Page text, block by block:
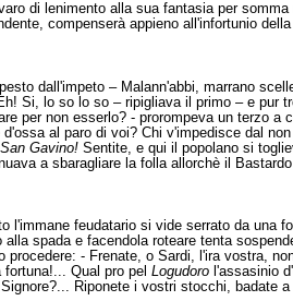
di lenimento alla sua fantasia per
compenserà appieno all'infortunio
dall'impeto – Malann'abbi, marrano
Si, lo so lo so – ripigliava il primo – e
per non esserlo? - prorompeva un terzo
al paro di voi? Chi v'impedisce dal
Gavino! Sentite, e qui il popolano si
a sbaragliare la folla allorchè il
feudatario si vide serrato da una
spada e facendola roteare tenta
- Frenate, o Sardi, l'ira vostra,
Qual pro pel Logudoro l'assasinio
Riponete i vostri stocchi,